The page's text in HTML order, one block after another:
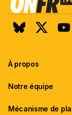
À propos
Notre équipe
Mécanisme de